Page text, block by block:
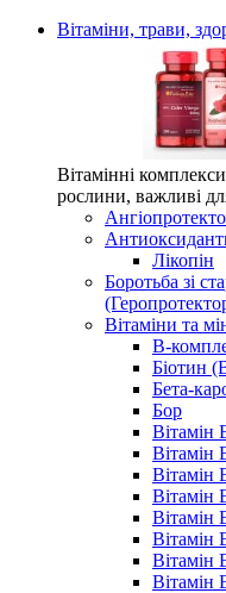
Вітаміни, трави,
Вітамінні
рослини, важливі
Лікопін
Боротьба зі
Вітаміни та
B-
Біотин
Бета-
Бор
Вітамін
Вітамін
Вітамін
Вітамін
Вітамін
Вітамін
Вітамін
Вітамін